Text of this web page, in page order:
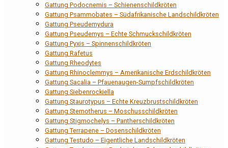
Gattung Podocnemis – Schienenschildkröten
Gattung Psammobates – Südafrikanische Landschildkröten
Gattung Pseudemydura
Gattung Pseudemys – Echte Schmuckschildkröten
Gattung Pyxis – Spinnenschildkröten
Gattung Rafetus
Gattung Rheodytes
Gattung Rhinoclemmys – Amerikanische Erdschildkröten
Gattung Sacalia – Pfauenaugen-Sumpfschildkröten
Gattung Siebenrockiella
Gattung Staurotypus – Echte Kreuzbrustschildkröten
Gattung Sternotherus – Moschusschildkröten
Gattung Stigmochelys – Pantherschildkröten
Gattung Terrapene – Dosenschildkröten
Gattung Testudo – Eigentliche Landschildkröten